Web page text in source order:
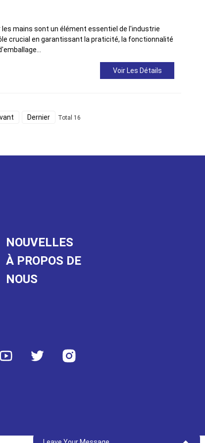
mains sont un élément essentiel de l'industrie
crucial en garantissant la praticité, la fonctionnalité
Voir Les Détails
Dernier Total 16
NOUVELLES
À PROPOS DE
NOUS